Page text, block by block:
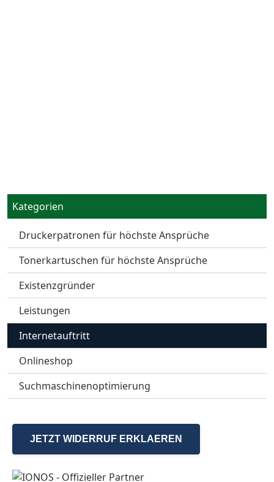
Kategorien
Druckerpatronen für höchste Ansprüche
Tonerkartuschen für höchste Ansprüche
Existenzgründer
Leistungen
Internetauftritt
Onlineshop
Suchmaschinenoptimierung
JETZT WIDERRUF ERKLAEREN